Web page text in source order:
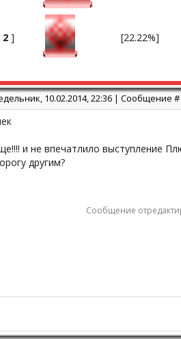
2] [22.22%]
10.02.2014, 22:36 | Сообщение #
и не впечатлило выступление
другим?
Сообщение